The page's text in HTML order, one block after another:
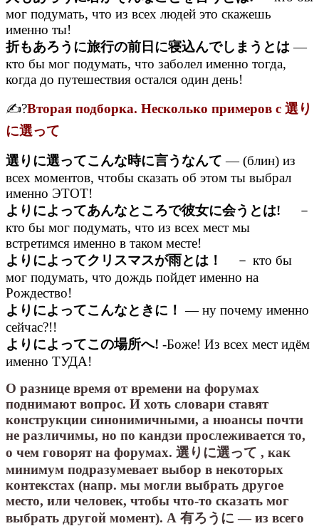
мог подумать, что из всех людей это скажешь
именно ты!
折もあろうに旅行の前日に寝込んでしまうとは —
кто бы мог подумать, что заболел именно тогда,
когда до путешествия остался один день!
✍?Вторая подборка. Несколько примеров с 選り
に選って
選りに選ってこんな時に言うなんて — (блин) из
всех моментов, чтобы сказать об этом ты выбрал
именно ЭТОТ!
よりによってあんなところで彼女に会うとは! －
кто бы мог подумать, что из всех мест мы
встретимся именно в таком месте!
よりによってクリスマスが雨とは！
－ кто бы
мог подумать, что дождь пойдет именно на
Рождество!
よりによってこんなときに！ — ну почему именно
сейчас?!!
よりによってこの場所へ! -Боже! Из всех мест идём
именно ТУДА!
О разнице время от времени на форумах
поднимают вопрос. И хоть словари ставят
конструкции синонимичными, а нюансы почти
не различимы, но по кандзи прослеживается то,
о чем говорят на форумах. 選りに選って , как
минимум подразумевает выбор в некоторых
контекстах (напр. мы могли выбрать другое
место, или человек, чтобы что-то сказать мог
выбрать другой момент). А 有ろうに — из всего